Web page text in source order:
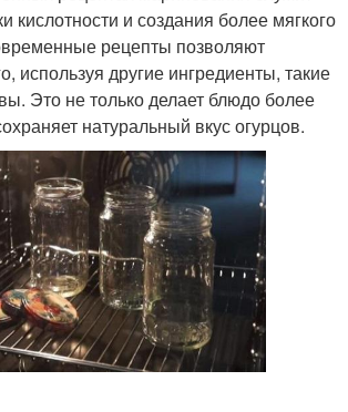
кислотности и создания более мягкого
рецепты позволяют
используя другие ингредиенты, такие
Это не только делает блюдо более
натуральный вкус огурцов.